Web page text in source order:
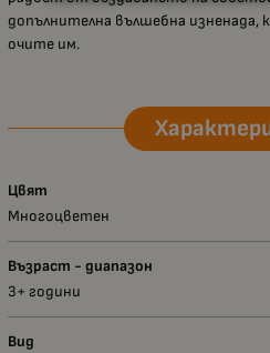
допълнителна вълшебна
очите им.
Цвят
Многоцветен
Възраст - диапазон
3+ години
Вид